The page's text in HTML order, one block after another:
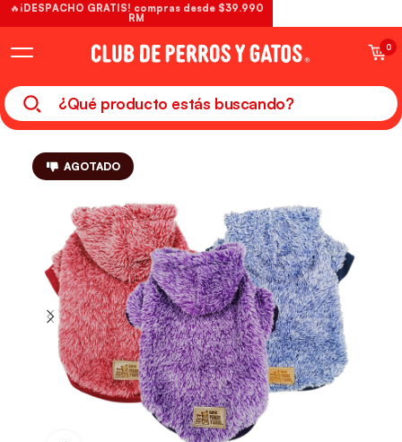
0
AGOTADO
🔥¡DESPACHO GRATIS! compras desde $39.990
RM